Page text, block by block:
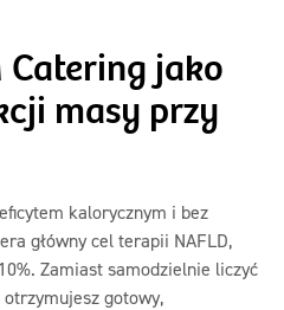
jako
masy przy
kalorycznym i bez
główny cel terapii NAFLD,
Zamiast samodzielnie liczyć
gotowy,